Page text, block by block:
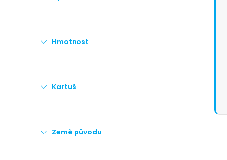
Hmotnost
Kartuš
Země původu